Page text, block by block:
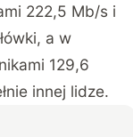
222,5 Mb/s i
a w
129,6
innej lidze.